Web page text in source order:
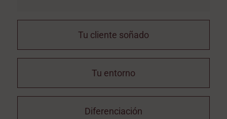
Tu cliente soñado
Tu entorno
Diferenciación